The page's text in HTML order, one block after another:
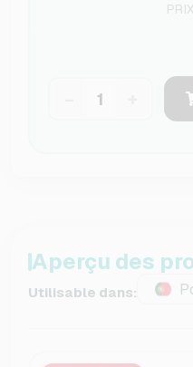
Aperçu des
Utilisable dans: